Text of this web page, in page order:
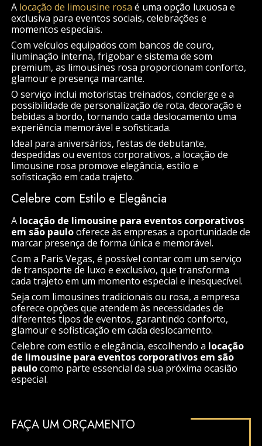
A locação de limousine rosa é uma opção luxuosa e
exclusiva para eventos sociais, celebrações e
momentos especiais.
Com veículos equipados com bancos de couro,
iluminação interna, frigobar e sistema de som
premium, as limousines rosa proporcionam conforto,
glamour e presença marcante.
O serviço inclui motoristas treinados, concierge e a
possibilidade de personalização de rota, decoração e
bebidas a bordo, tornando cada deslocamento uma
experiência memorável e sofisticada.
Ideal para aniversários, festas de debutante,
despedidas ou eventos corporativos, a locação de
limousine rosa promove elegância, estilo e
sofisticação em cada trajeto.
Celebre com Estilo e Elegância
A locação de limousine para eventos corporativos
em são paulooferece às empresas a oportunidade de
marcar presença de forma única e memorável.
Com a Paris Vegas, é possível contar com um serviço
de transporte de luxo e exclusivo, que transforma
cada trajeto em um momento especial e inesquecível.
Seja com limousines tradicionais ou rosa, a empresa
oferece opções que atendem às necessidades de
diferentes tipos de eventos, garantindo conforto,
glamour e sofisticação em cada deslocamento.
Celebre com estilo e elegância, escolhendo a locação
de limousine para eventos corporativos em são
paulocomo parte essencial da sua próxima ocasião
especial.
FAÇA UM ORÇAMENTO